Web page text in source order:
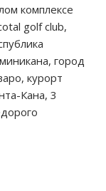
комплексе
golf club,
город
курорт
Кана, 3